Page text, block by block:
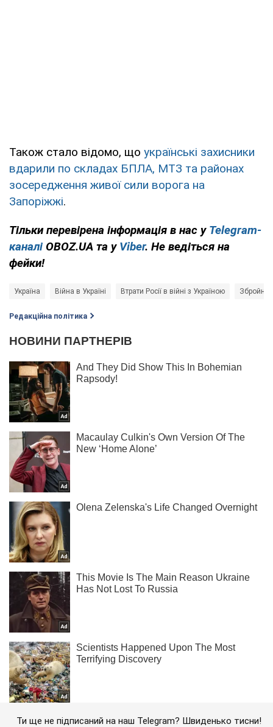
Також стало відомо, що українські захисники
вдарили по складах БПЛА, МТЗ та районах
зосередження живої сили ворога на
Запоріжжі.
Тільки перевірена інформація в нас у Telegram-
каналі OBOZ.UA та у Viber. Не ведіться на
фейки!
Україна Війна в Україні Втрати Росії в війні з Україною Збройні
Редакційна політика
Ти ще не підписаний на наш Telegram? Швиденько тисни!